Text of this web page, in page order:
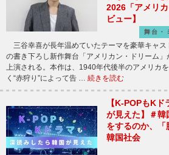
2026「アメリ
ビュー】
舞台・
三谷幸喜が長年温めていたテーマを豪華キャス
の書き下ろし新作舞台「アメリカン・ドリーム
上演される。本作は、1940年代後半のアメリカ
く“赤狩り”によって告 … 続きを読む
【K-POPもK
が見えた】＃韓
をするのか、
韓国社会